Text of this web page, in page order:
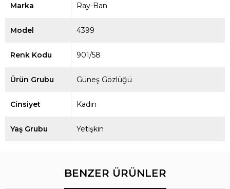
Marka Ray-Ban
Model 4399
Renk Kodu 901/58
Ürün Grubu Güneş Gözlüğü
Cinsiyet Kadın
Yaş Grubu Yetişkin
BENZER ÜRÜNLER